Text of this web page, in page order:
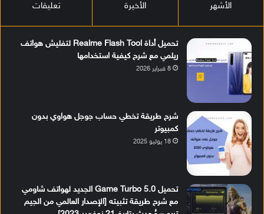
الأشهر الأخيرة تعليقات
تحميل أداة Realme Flash Tool لتفليش هواتف
ريلمي مع شرح كيفية استخدامها
8 فبراير 2026
شرح طريقة تخطي حساب جوجل هواوي بدون
كمبيوتر
18 يوليو 2025
تحميل Game Turbo 5.0 الجديد لهواتف شاومي
مع شرح طريقة تثبيته [الإصدار العالمي من الجيم